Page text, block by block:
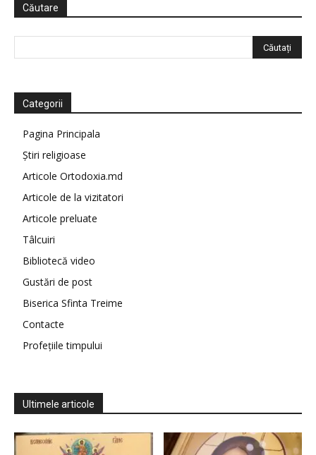
Căutare
Categorii
Pagina Principala
Știri religioase
Articole Ortodoxia.md
Articole de la vizitatori
Articole preluate
Tâlcuiri
Bibliotecă video
Gustări de post
Biserica Sfinta Treime
Contacte
Profețiile timpului
Ultimele articole